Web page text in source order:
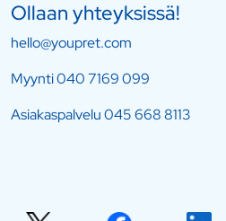
Ollaan yhteyksissä!
hello@youpret.com
Myynti040 7169 099
Asiakaspalvelu045 668 8113